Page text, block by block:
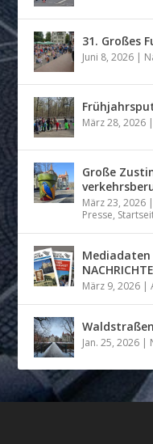
31. Großes
Juni 8, 2026 |
März 28, 2026
Große
März 23, 2026
Presse,
März 9, 2026 |
Jan. 25, 2026 |